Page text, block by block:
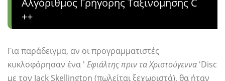
Αλγόριθμος Γρήγορης Ταξινόμησης C
++
Για παράδειγμα, αν οι προγραμματιστές
κυκλοφόρησαν ένα ' Εφιάλτης πριν τα Χριστούγεννα 'Disc
με τον Jack Skellington (πωλείται ξεχωριστά), θα ήταν